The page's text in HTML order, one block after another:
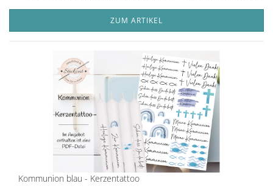
ZUM ARTIKEL
Kommunion blau - Kerzentattoo